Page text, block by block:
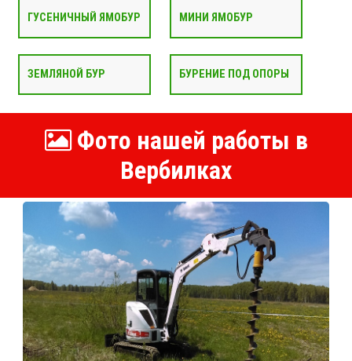
ГУСЕНИЧНЫЙ ЯМОБУР МИНИ ЯМОБУР
ЗЕМЛЯНОЙ БУР БУРЕНИЕ ПОД ОПОРЫ
Фото нашей работы в
Вербилках